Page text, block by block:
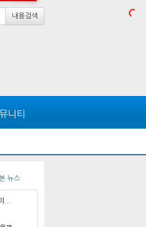
내용검색
니티
뉴스
...